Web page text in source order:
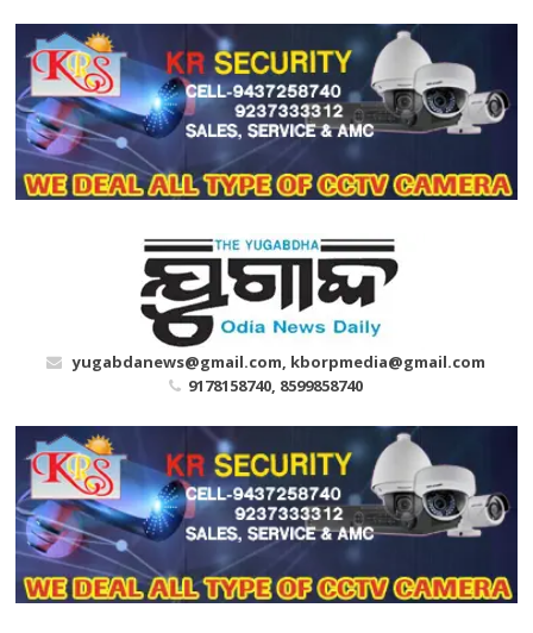
content
yugabdanews@gmail.com, kborpmedia@gmail.com
9178158740, 8599858740